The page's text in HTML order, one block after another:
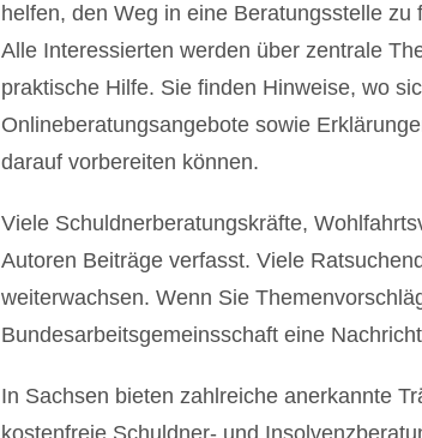
helfen, den Weg in eine Beratungsstelle
Alle Interessierten werden über zentrale
praktische Hilfe. Sie finden Hinweise, wo
Onlineberatungsangebote sowie
darauf vorbereiten können.
Viele Schuldnerberatungskräfte,
Autoren Beiträge verfasst. Viele
weiterwachsen. Wenn Sie
Bundesarbeitsgemeinsschaft eine
In Sachsen bieten zahlreiche anerkannte